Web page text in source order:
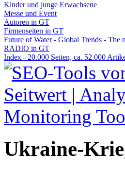
Kinder und junge Erwachsene
Messe und Event
Autoren in GT
Firmenseiten in GT
Future of Water - Global Trends - The
RADIO in GT
Index - 20.000 Seiten, ca. 52.000
Ukraine-